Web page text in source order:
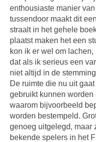
enthousiaste manier
tussendoor maakt dit
straalt in het gehele
plaatst maken het een
kon ik er wel om
dat als ik serieus een
niet altijd in de
De ruimte die nu uit
gebruikt kunnen
waarom bijvoorbeeld
worden bestempeld.
genoeg uitgelegd, maar
bekende spelers in het